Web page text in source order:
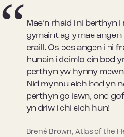
Mae’n rhaid i ni berthyn i
gymaint ag y mae angen
eraill. Os oes angen i ni
hunain i deimlo ein bod
perthyn yw hynny
Nid mynnu eich bod yn
perthyn go iawn, ond
yn driw i chi eich hun!
Brené Brown, Atlas of the